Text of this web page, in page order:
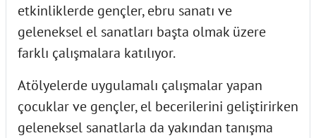
etkinliklerde gençler, ebru sanatı ve
geleneksel el sanatları başta olmak üzere
farklı çalışmalara katılıyor.
Atölyelerde uygulamalı çalışmalar yapan
çocuklar ve gençler, el becerilerini geliştirirken
geleneksel sanatlarla da yakından tanışma